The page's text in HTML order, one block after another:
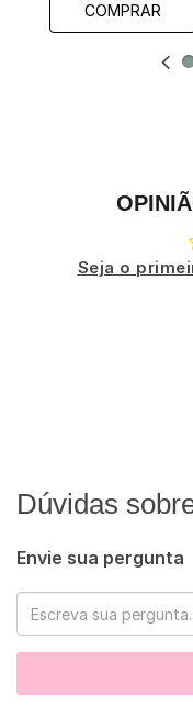
COMPRAR
Seja o
Dúvidas
Envie sua pergunta